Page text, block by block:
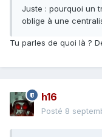
Juste : pourquoi un
oblige à une
Tu parles de quoi là ?
h16
Posté 8